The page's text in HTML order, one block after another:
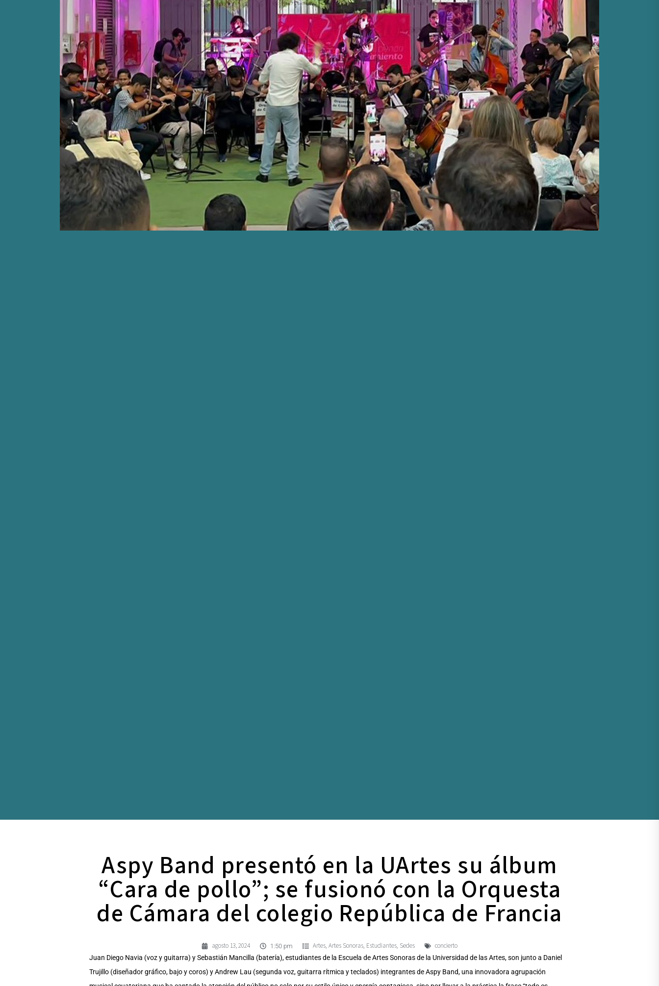
Aspy Band presentó en la UArtes su álbum
“Cara de pollo”; se fusionó con la Orquesta
de Cámara del colegio República de Francia
agosto 13, 2024 1:50 pm Artes, Artes Sonoras, Estudiantes, Sedes concierto
Juan Diego Navia (voz y guitarra) y Sebastián Mancilla (batería), estudiantes de la Escuela de Artes Sonoras de la Universidad de las Artes, son junto a Daniel
Trujillo (diseñador gráfico, bajo y coros) y Andrew Lau (segunda voz, guitarra rítmica y teclados) integrantes de Aspy Band, una innovadora agrupación